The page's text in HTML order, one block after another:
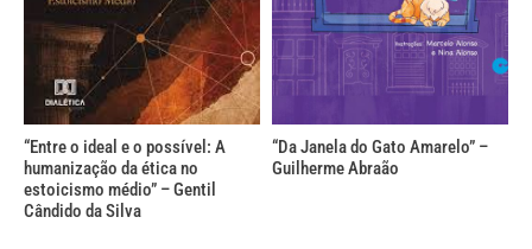
“Entre o ideal e o possível: A
humanização da ética no
estoicismo médio” – Gentil
Cândido da Silva
“Da Janela do Gato Amarelo” –
Guilherme Abraão